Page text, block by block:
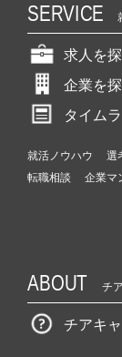
SERVICE
求人を
企業を
タイム
就活ノウハウ 選
転職相談
企業マ
ABOUT チ
チアキ